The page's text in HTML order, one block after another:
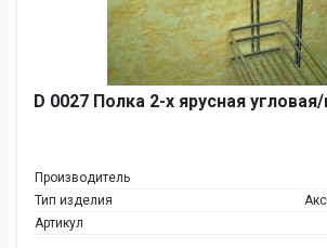
D 0027 Полка 2-х ярусная
Производитель
Тип изделия
Артикул